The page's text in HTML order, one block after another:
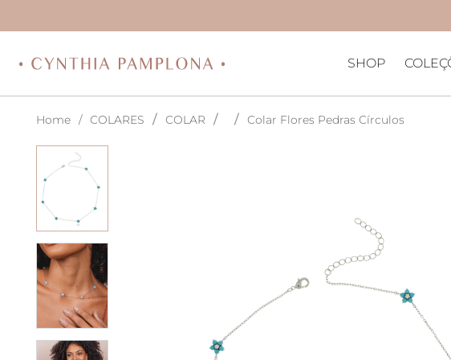
SHOP
COLARES COLAR Colar Flores Pedras Círculos